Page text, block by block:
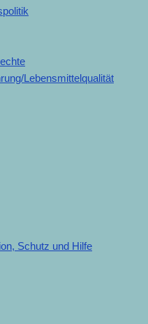
Lebensmittelqualität
Schutz und Hilfe